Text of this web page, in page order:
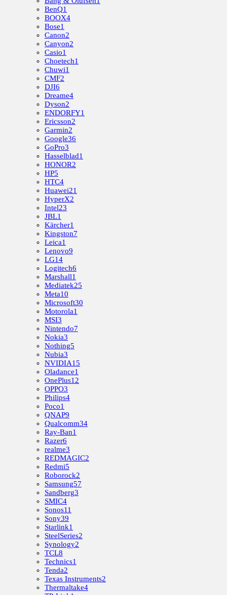
BenQ1
BOOX4
Bose1
Canon2
Canyon2
Casio1
Choetech1
Chuwi1
CMF2
DJI6
Dreame4
Dyson2
ENDORFY1
Ericsson2
Garmin2
Google36
GoPro3
Hasselblad1
HONOR2
HP5
HTC4
Huawei21
HyperX2
Intel23
JBL1
Kärcher1
Kingston7
Leica1
Lenovo9
LG14
Logitech6
Marshall1
Mediatek25
Meta10
Microsoft30
Motorola1
MSI3
Nintendo7
Nokia3
Nothing5
Nubia3
NVIDIA15
Oladance1
OnePlus12
OPPO3
Philips4
Poco1
QNAP9
Qualcomm34
Ray-Ban1
Razer6
realme3
REDMAGIC2
Redmi5
Roborock2
Samsung57
Sandberg3
SMIC4
Sonos11
Sony39
Starlink1
SteelSeries2
Synology2
TCL8
Technics1
Tenda2
Texas Instruments2
Thermaltake4